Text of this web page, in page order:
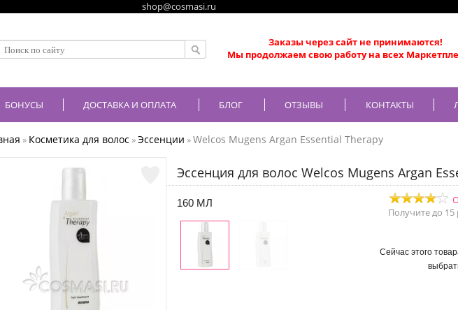
shop@cosmasi.ru
Заказы через сайт не принимаются!
Мы продолжаем свою работу на всех
БОНУСЫ ДОСТАВКА И ОПЛАТА БЛОГ ОТЗЫВЫ КОНТАКТЫ
» Косметика для волос »Эссенции »Welcos Mugens Argan Essential Therapy
Эссенция для волос Welcos Mugens Argan
160 МЛ
Получите до 15
Сейчас этого